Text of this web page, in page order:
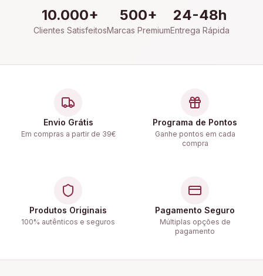
10.000+
Clientes Satisfeitos
500+
Marcas Premium
24-48h
Entrega Rápida
Envio Grátis
Em compras a partir de 39€
Programa de Pontos
Ganhe pontos em cada
compra
Produtos Originais
100% autênticos e seguros
Pagamento Seguro
Múltiplas opções de
pagamento